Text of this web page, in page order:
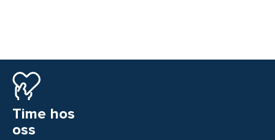
Time hos
oss